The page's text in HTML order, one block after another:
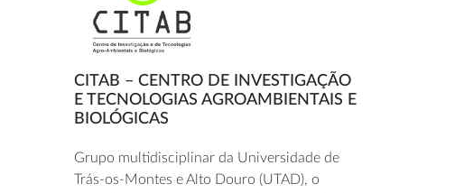
CITAB – CENTRO DE INVESTIGAÇÃO
E TECNOLOGIAS AGROAMBIENTAIS E
BIOLÓGICAS
Grupo multidisciplinar da Universidade de
Trás-os-Montes e Alto Douro (UTAD), o